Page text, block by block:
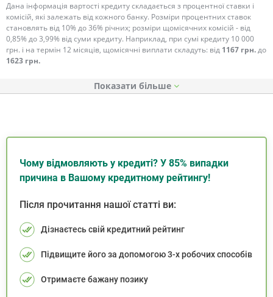
Дана інформація вартості кредиту складається з процентної ставки і
комісій, які залежать від кожного банку. Розміри процентних ставок
становлять від 10% до 36% річних; розміри щомісячних комісій - від
0,85% до 3,99% від суми кредиту. Наприклад, при сумі кредиту 10 000
грн. і на термін 12 місяців, щомісячні виплати складуть: від 1167 грн.до
1623 грн.
Показати
Чому відмовляють у кредиті? У 85% випадки
причина в Вашому кредитному рейтингу!
Після прочитання нашої статті ви:
Дізнаєтесь свій кредитний рейтинг
Підвищите його за допомогою 3-х робочих способів
Отримаєте бажану позику